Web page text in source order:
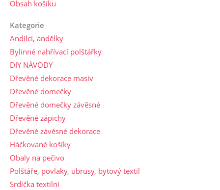
Obsah košíku
Kategorie
Andílci, andělky
Bylinné nahřívací polštářky
DIY NÁVODY
Dřevěné dekorace masiv
Dřevěné domečky
Dřevěné domečky závěsné
Dřevěné zápichy
Dřevěné závěsné dekorace
Háčkované košíky
Obaly na pečivo
Polštáře, povlaky, ubrusy, bytový textil
Srdíčka textilní